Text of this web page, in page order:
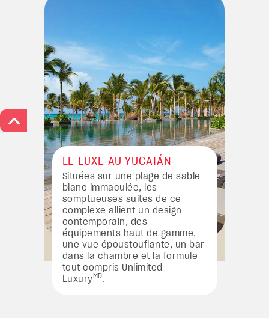
LE LUXE AU YUCATÁN
Situées sur une plage de sable
blanc immaculée, les
somptueuses suites de ce
complexe allient un design
contemporain, des
équipements haut de gamme,
une vue époustouflante, un bar
dans la chambre et la formule
tout compris Unlimited-
LuxuryMD.